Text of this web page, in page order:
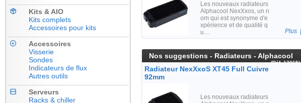
Kits & AIO
Kits complets
Accessoires pour kits
Accessoires
Visserie
Sondes
Indicateurs de flux
Autres outils
Serveurs
Racks & chiller
Les nouveaux radiateurs
Alphacool NexXxos, un n
om qui est synonyme d'e
xpérience et de qualité q
u…
Plus
Nos suggestions - Radiateurs - Alphacool
(Réf. 13065)
Radiateur NexXxoS XT45 Full Cuivre
92mm
Les nouveaux radiateurs